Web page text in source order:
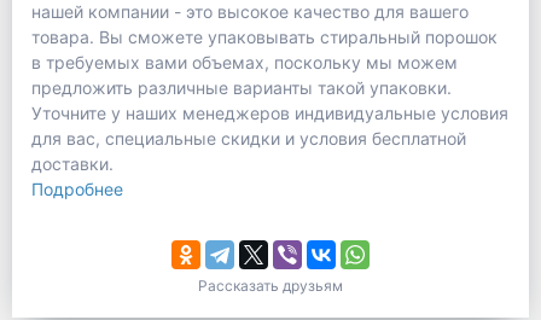
нашей компании - это высокое качество для вашего
товара. Вы сможете упаковывать стиральный порошок
в требуемых вами объемах, поскольку мы можем
предложить различные варианты такой упаковки.
Уточните у наших менеджеров индивидуальные условия
для вас, специальные скидки и условия бесплатной
доставки.
Подробнее
Рассказать друзьям